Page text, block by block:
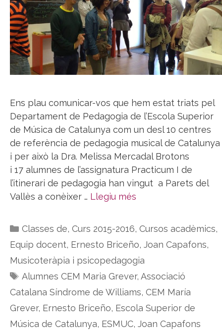
Ens plau comunicar-vos que hem estat triats pel
Departament de Pedagogia de l’Escola Superior
de Música de Catalunya com un desl 10 centres
de referència de pedagogia musical de Catalunya
i per això la Dra. Melissa Mercadal Brotons
i 17 alumnes de l’assignatura Practicum I de
l’itinerari de pedagogia han vingut a Parets del
Vallès a conèixer … Llegiu més
Categories
Classes de, Curs 2015-2016, Cursos acadèmics,
Equip docent, Ernesto Briceño, Joan Capafons,
Musicoteràpia i psicopedagogia
Etiquetes
Alumnes CEM Maria Grever, Associació
Catalana Síndrome de Williams, CEM María
Grever, Ernesto Briceño, Escola Superior de
Música de Catalunya, ESMUC, Joan Capafons